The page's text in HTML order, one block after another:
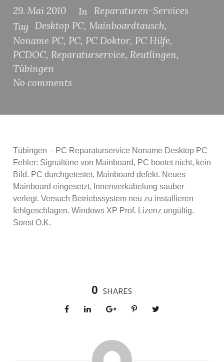
29. Mai 2010 In
Reparaturen-Services
Tag
Desktop PC, Mainboardtausch,
Noname PC, PC, PC Doktor, PC Hilfe,
PCDOC, Reparaturservice, Reutlingen,
Tübingen
No comments
Tübingen – PC Reparaturservice Noname Desktop PC
Fehler: Signaltöne von Mainboard, PC bootet nicht, kein
Bild. PC durchgetestet, Mainboard defekt. Neues
Mainboard eingesetzt, Innenverkabelung sauber
verlegt. Versuch Betriebssystem neu zu installieren
fehlgeschlagen. Windows XP Prof. Lizenz ungültig.
Sonst O.K.
0 SHARES